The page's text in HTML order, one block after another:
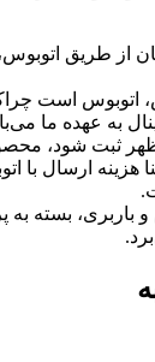
از طریق اتوبوس،
اتوبوس است
به عهده ما
۴ بعد از ظهر ثبت
ارسال با